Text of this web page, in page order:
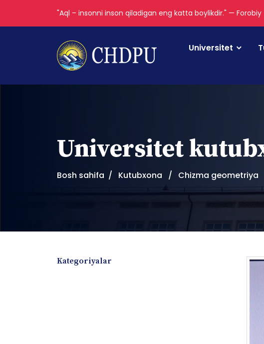
"Aql – insonni inson qiladigan eng katta boylikdir." — Forobiy
Universitet
Universitet
Bosh sahifa Kutubxona Chizma geometriya
Kategoriyalar